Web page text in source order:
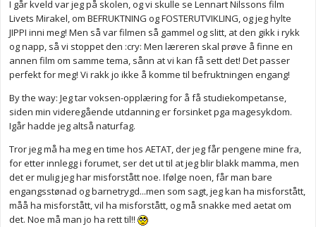
I går kveld var jeg på skolen, og vi skulle se Lennart Nilssons film
Livets Mirakel, om BEFRUKTNING og FOSTERUTVIKLING, og jeg hylte
JIPPI inni meg! Men så var filmen så gammel og slitt, at den gikk i rykk
og napp, så vi stoppet den :cry: Men læreren skal prøve å finne en
annen film om samme tema, sånn at vi kan få sett det! Det passer
perfekt for meg! Vi rakk jo ikke å komme til befruktningen engang!
By the way: Jeg tar voksen-opplæring for å få studiekompetanse,
siden min videregående utdanning er forsinket pga magesykdom.
Igår hadde jeg altså naturfag.
Tror jeg må ha meg en time hos AETAT, der jeg får pengene mine fra,
for etter innlegg i forumet, ser det ut til at jeg blir blakk mamma, men
det er mulig jeg har misforstått noe. Ifølge noen, får man bare
engangsstønad og barnetrygd...men som sagt, jeg kan ha misforstått,
måå ha misforstått, vil ha misforstått, og må snakke med aetat om
det. Noe må man jo ha rett til!!